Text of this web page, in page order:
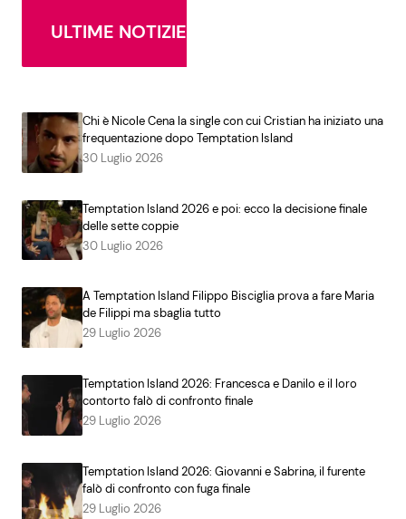
ULTIME NOTIZIE
Chi è Nicole Cena la single con cui Cristian ha iniziato una
frequentazione dopo Temptation Island
30 Luglio 2026
Temptation Island 2026 e poi: ecco la decisione finale
delle sette coppie
30 Luglio 2026
A Temptation Island Filippo Bisciglia prova a fare Maria
de Filippi ma sbaglia tutto
29 Luglio 2026
Temptation Island 2026: Francesca e Danilo e il loro
contorto falò di confronto finale
29 Luglio 2026
Temptation Island 2026: Giovanni e Sabrina, il furente
falò di confronto con fuga finale
29 Luglio 2026